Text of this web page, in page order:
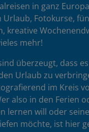
in ganz
Urlaub, Fotokurse,
kreative
mehr!
überzeugt, dass
Urlaub zu
im Kreis
also in den Ferien
lernen will oder
möchte, ist hier